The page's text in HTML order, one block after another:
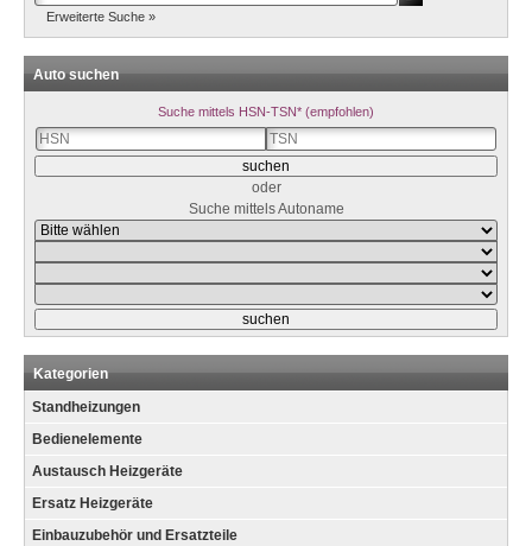
Erweiterte Suche »
Auto suchen
Suche mittels HSN-TSN* (empfohlen)
oder
Suche mittels Autoname
Kategorien
Standheizungen
Bedienelemente
Austausch Heizgeräte
Ersatz Heizgeräte
Einbauzubehör und Ersatzteile